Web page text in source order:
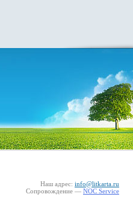
Наш адрес: info@litkarta.ru
Сопровождение — NOC Service